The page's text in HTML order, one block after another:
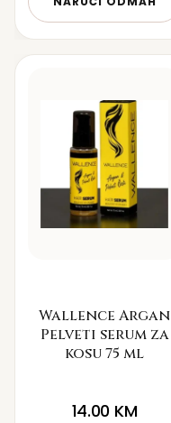
Wallence Argan
Pelveti serum za
kosu 75 ml
14.00 KM